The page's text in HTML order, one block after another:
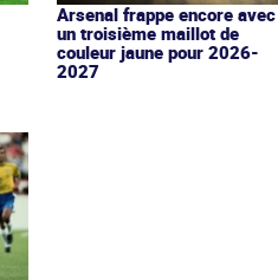
Arsenal frappe encore avec
un troisième maillot de
couleur jaune pour 2026-
2027